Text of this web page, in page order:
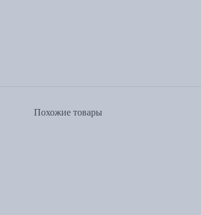
Похожие товары